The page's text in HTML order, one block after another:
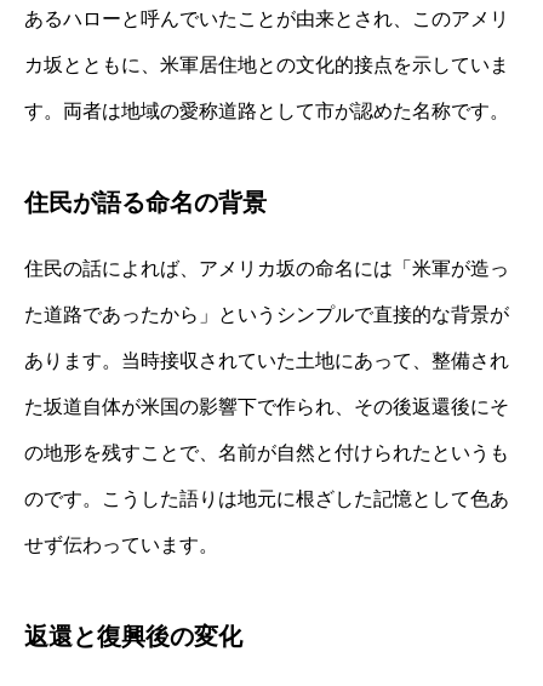
あるハローと呼んでいたことが由来とされ、このアメリ
カ坂とともに、米軍居住地との文化的接点を示していま
す。両者は地域の愛称道路として市が認めた名称です。
住民が語る命名の背景
住民の話によれば、アメリカ坂の命名には「米軍が造っ
た道路であったから」というシンプルで直接的な背景が
あります。当時接収されていた土地にあって、整備され
た坂道自体が米国の影響下で作られ、その後返還後にそ
の地形を残すことで、名前が自然と付けられたというも
のです。こうした語りは地元に根ざした記憶として色あ
せず伝わっています。
返還と復興後の変化